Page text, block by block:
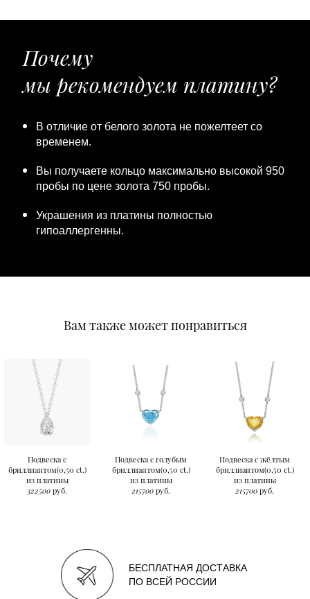
Почему
мы рекомендуем платину?
В отличие от белого золота не пожелтеет со
временем.
Вы получаете кольцо максимально высокой 950
пробы по цене золота 750 пробы.
Украшения из платины полностью
гипоаллергенны.
Вам также может понравиться
Подвеска с
бриллиантом(0,50 ct.)
из платины
322500 руб.
Подвеска с голубым
бриллиантом(0,50 ct.)
из платины
215700 руб.
Подвеска с жёлтым
бриллиантом(0,50 ct.)
из платины
215700 руб.
БЕСПЛАТНАЯ ДОСТАВКА
ПО ВСЕЙ РОССИИ